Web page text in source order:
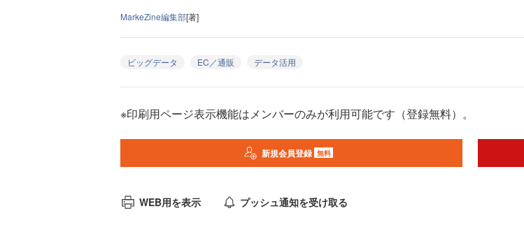
MarkeZine編集部[著]
ビッグデータ EC／通販 データ活用
※印刷用ページ表示機能はメンバーのみが利用可能です（登録無料）。
新規会員登録 無料
WEB用を表示 プッシュ通知を受け取る